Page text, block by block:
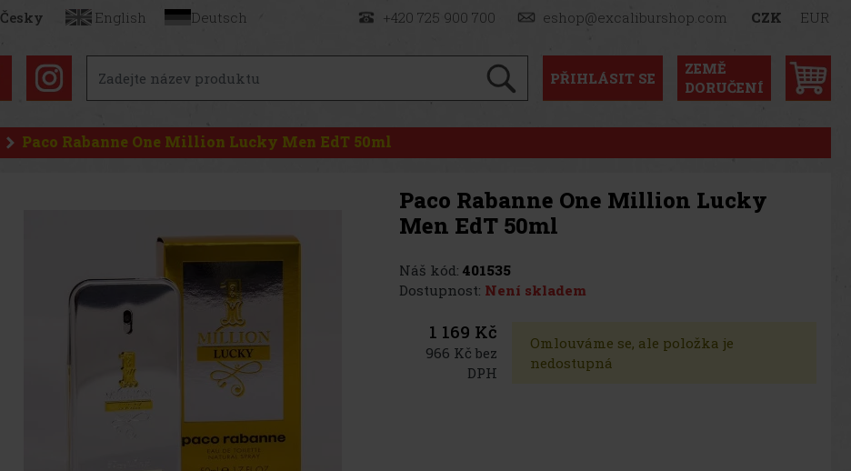
Česky English Deutsch +420 725 900 700 eshop@excaliburshop.com CZK EUR
PŘIHLÁSIT SE
ZEMĚ
DORUČENÍ
Paco Rabanne One Million Lucky Men EdT 50ml
Paco Rabanne One Million Lucky
Men EdT 50ml
Náš kód: 401535
Dostupnost: Není skladem
1 169 Kč
966 Kč bez
DPH
Omlouváme se, ale položka je
nedostupná